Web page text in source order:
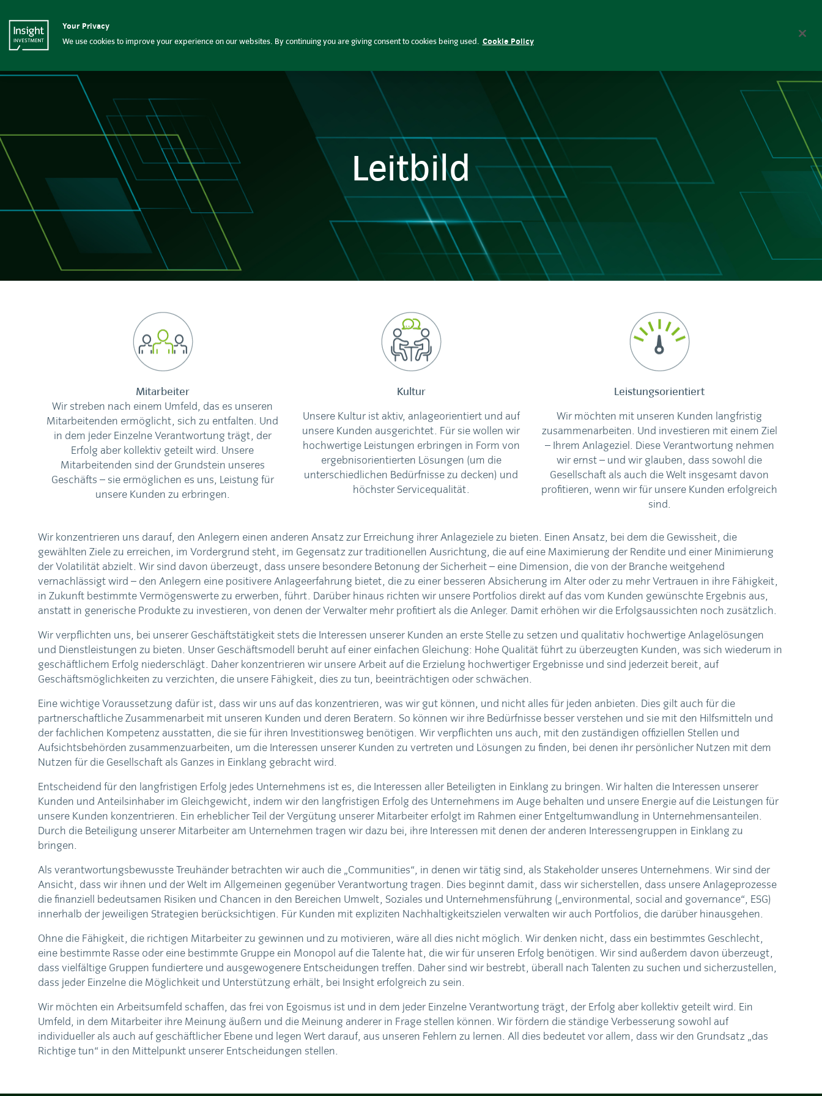
Insight Investment
Insight Investment logo
Kompetenzen
Anlagethemen Insights
Leitbild
Mitarbeiter
Wir streben nach einem Umfeld, das es unseren
Mitarbeitenden ermöglicht, sich zu entfalten. Und
in dem jeder Einzelne Verantwortung trägt, der
Erfolg aber kollektiv geteilt wird. Unsere
Mitarbeitenden sind der Grundstein unseres
Geschäfts – sie ermöglichen es uns, Leistung für
unsere Kunden zu erbringen.
Kultur
Unsere Kultur ist aktiv, anlageorientiert und auf
unsere Kunden ausgerichtet. Für sie wollen wir
hochwertige Leistungen erbringen in Form von
ergebnisorientierten Lösungen (um die
unterschiedlichen Bedürfnisse zu decken) und
höchster Servicequalität.
Leistungsorientiert
Wir möchten mit unseren Kunden langfristig
zusammenarbeiten. Und investieren mit einem Ziel
– Ihrem Anlageziel. Diese Verantwortung nehmen
wir ernst – und wir glauben, dass sowohl die
Gesellschaft als auch die Welt insgesamt davon
profitieren, wenn wir für unsere Kunden erfolgreich
sind.
Wir konzentrieren uns darauf, den Anlegern einen anderen Ansatz zur Erreichung ihrer Anlageziele zu bieten. Einen Ansatz, bei dem die Gewissheit, die
gewählten Ziele zu erreichen, im Vordergrund steht, im Gegensatz zur traditionellen Ausrichtung, die auf eine Maximierung der Rendite und einer Minimierung
der Volatilität abzielt. Wir sind davon überzeugt, dass unsere besondere Betonung der Sicherheit – eine Dimension, die von der Branche weitgehend
vernachlässigt wird – den Anlegern eine positivere Anlageerfahrung bietet, die zu einer besseren Absicherung im Alter oder zu mehr Vertrauen in ihre Fähigkeit,
in Zukunft bestimmte Vermögenswerte zu erwerben, führt. Darüber hinaus richten wir unsere Portfolios direkt auf das vom Kunden gewünschte Ergebnis aus,
anstatt in generische Produkte zu investieren, von denen der Verwalter mehr profitiert als die Anleger. Damit erhöhen wir die Erfolgsaussichten noch zusätzlich.
Wir verpflichten uns, bei unserer Geschäftstätigkeit stets die Interessen unserer Kunden an erste Stelle zu setzen und qualitativ hochwertige Anlagelösungen
und Dienstleistungen zu bieten. Unser Geschäftsmodell beruht auf einer einfachen Gleichung: Hohe Qualität führt zu überzeugten Kunden, was sich wiederum in
geschäftlichem Erfolg niederschlägt. Daher konzentrieren wir unsere Arbeit auf die Erzielung hochwertiger Ergebnisse und sind jederzeit bereit, auf
Geschäftsmöglichkeiten zu verzichten, die unsere Fähigkeit, dies zu tun, beeinträchtigen oder schwächen.
Eine wichtige Voraussetzung dafür ist, dass wir uns auf das konzentrieren, was wir gut können, und nicht alles für jeden anbieten. Dies gilt auch für die
partnerschaftliche Zusammenarbeit mit unseren Kunden und deren Beratern. So können wir ihre Bedürfnisse besser verstehen und sie mit den Hilfsmitteln und
der fachlichen Kompetenz ausstatten, die sie für ihren Investitionsweg benötigen. Wir verpflichten uns auch, mit den zuständigen offiziellen Stellen und
Aufsichtsbehörden zusammenzuarbeiten, um die Interessen unserer Kunden zu vertreten und Lösungen zu finden, bei denen ihr persönlicher Nutzen mit dem
Nutzen für die Gesellschaft als Ganzes in Einklang gebracht wird.
Entscheidend für den langfristigen Erfolg jedes Unternehmens ist es, die Interessen aller Beteiligten in Einklang zu bringen. Wir halten die Interessen unserer
Kunden und Anteilsinhaber im Gleichgewicht, indem wir den langfristigen Erfolg des Unternehmens im Auge behalten und unsere Energie auf die Leistungen für
unsere Kunden konzentrieren. Ein erheblicher Teil der Vergütung unserer Mitarbeiter erfolgt im Rahmen einer Entgeltumwandlung in Unternehmensanteilen.
Durch die Beteiligung unserer Mitarbeiter am Unternehmen tragen wir dazu bei, ihre Interessen mit denen der anderen Interessengruppen in Einklang zu
bringen.
Als verantwortungsbewusste Treuhänder betrachten wir auch die „Communities“, in denen wir tätig sind, als Stakeholder unseres Unternehmens. Wir sind der
Ansicht, dass wir ihnen und der Welt im Allgemeinen gegenüber Verantwortung tragen. Dies beginnt damit, dass wir sicherstellen, dass unsere Anlageprozesse
die finanziell bedeutsamen Risiken und Chancen in den Bereichen Umwelt, Soziales und Unternehmensführung („environmental, social and governance“, ESG)
innerhalb der jeweiligen Strategien berücksichtigen. Für Kunden mit expliziten Nachhaltigkeitszielen verwalten wir auch Portfolios, die darüber hinausgehen.
Ohne die Fähigkeit, die richtigen Mitarbeiter zu gewinnen und zu motivieren, wäre all dies nicht möglich. Wir denken nicht, dass ein bestimmtes Geschlecht,
eine bestimmte Rasse oder eine bestimmte Gruppe ein Monopol auf die Talente hat, die wir für unseren Erfolg benötigen. Wir sind außerdem davon überzeugt,
dass vielfältige Gruppen fundiertere und ausgewogenere Entscheidungen treffen. Daher sind wir bestrebt, überall nach Talenten zu suchen und sicherzustellen,
dass jeder Einzelne die Möglichkeit und Unterstützung erhält, bei Insight erfolgreich zu sein.
Wir möchten ein Arbeitsumfeld schaffen, das frei von Egoismus ist und in dem jeder Einzelne Verantwortung trägt, der Erfolg aber kollektiv geteilt wird. Ein
Umfeld, in dem Mitarbeiter ihre Meinung äußern und die Meinung anderer in Frage stellen können. Wir fördern die ständige Verbesserung sowohl auf
individueller als auch auf geschäftlicher Ebene und legen Wert darauf, aus unseren Fehlern zu lernen. All dies bedeutet vor allem, dass wir den Grundsatz „das
Richtige tun“ in den Mittelpunkt unserer Entscheidungen stellen.
Your Privacy
We use cookies to improve your experience on our websites. By continuing you are giving consent to cookies being used. Cookie Policy